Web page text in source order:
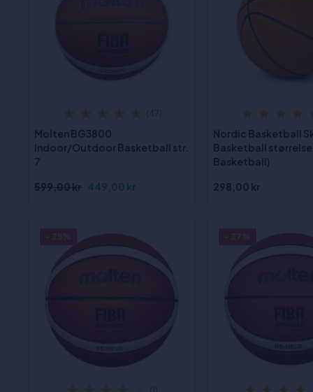
Molten BG3800
Indoor/Outdoor Basketball str.
7
599,00 kr 449,00 kr
Nordic Basketball
Basketball
Basketball)
298,00 kr